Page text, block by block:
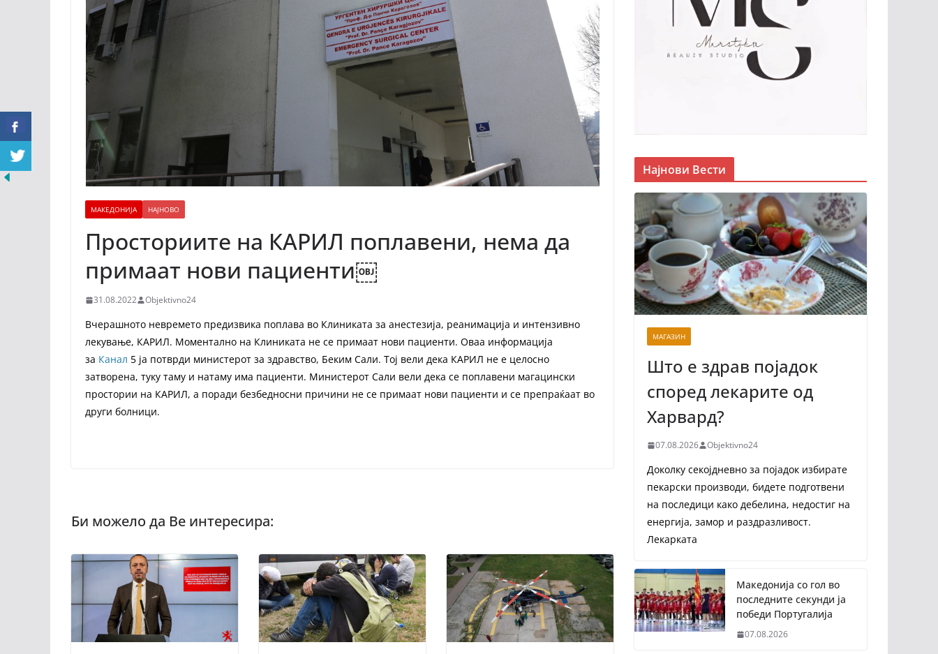
МАКЕДОНИЈА НАЈНОВО
Просториите на КАРИЛ поплавени, нема да
примаат нови пациенти￼
31.08.2022 Objektivno24
Вчерашното невремето предизвика поплава во Клиниката за анестезија, реанимација и интензивно
лекување, КАРИЛ. Моментално на Клиниката не се примаат нови пациенти. Оваа информација
за Канал 5 ја потврди министерот за здравство, Беким Сали. Тој вели дека КАРИЛ не е целосно
затворена, туку таму и натаму има пациенти. Министерот Сали вели дека се поплавени магацински
простории на КАРИЛ, а поради безбедносни причини не се примаат нови пациенти и се препраќаат во
други болници.
Најнови Вести
МАГАЗИН
Што е здрав појадок
според лекарите од
Харвард?
07.08.2026 Objektivno24
Доколку секојдневно за појадок избирате
пекарски производи, бидете подготвени
на последици како дебелина, недостиг на
енергија, замор и раздразливост.
Лекарката
Македонија со гол во
последните секунди ја
победи Португалија
07.08.2026